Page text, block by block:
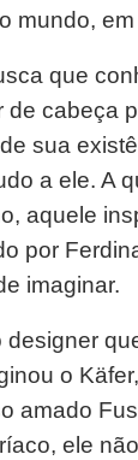
mundo,
que
de cabeça
sua
a ele. A
aquele
por
imaginar.
designer
o
amado
ele